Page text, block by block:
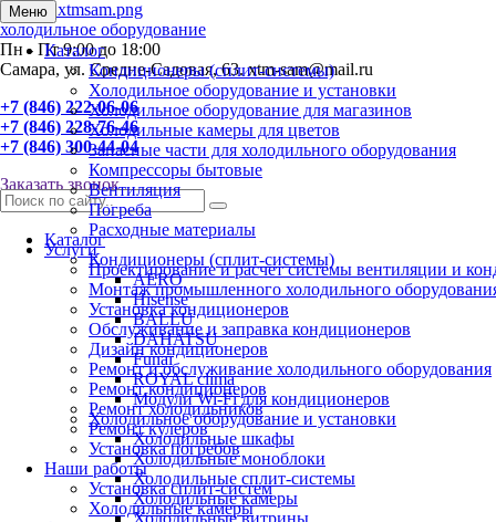
Меню
Каталог
Кондиционеры (сплит-системы)
Холодильное оборудование и установки
Холодильное оборудование для магазинов
Холодильные камеры для цветов
Запасные части для холодильного оборудования
Компрессоры бытовые
Вентиляция
Погреба
Расходные материалы
Услуги
Проектирование и расчет системы вентиляции и
Монтаж промышленного холодильного
Установка кондиционеров
Обслуживание и заправка кондиционеров
Дизайн кондиционеров
Ремонт и обслуживание холодильного оборудования
Ремонт кондиционеров
Ремонт холодильников
Ремонт кулеров
Установка погребов
Наши работы
Установка сплит-систем
Холодильные камеры
холодильное оборудование
Пн - Пт 9:00 до 18:00
Самара, ул. Средне-Садовая, 63. xtm-sam@mail.ru
+7 (846) 222-06-06
+7 (846) 228-76-46
+7 (846) 300-44-04
Заказать звонок
Каталог
Кондиционеры (сплит-системы)
AERO
Hisense
BALLU
DAHATSU
Funai
ROYAL clima
Модули Wi-Fi для кондиционеров
Холодильное оборудование и установки
Холодильные шкафы
Холодильные моноблоки
Холодильные сплит-системы
Холодильные камеры
Холодильные витрины